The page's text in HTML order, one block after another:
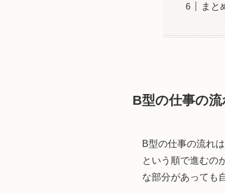
まと
B型の仕事の
B型の仕事の流れは
という順で進むの
な部分があっても